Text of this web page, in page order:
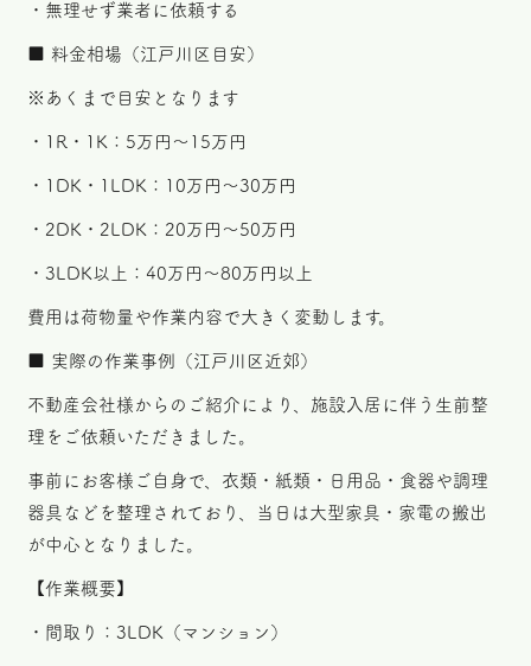
・無理せず業者に依頼する
■ 料金相場（江戸川区目安）
※あくまで目安となります
・1R・1K：5万円〜15万円
・1DK・1LDK：10万円〜30万円
・2DK・2LDK：20万円〜50万円
・3LDK以上：40万円〜80万円以上
費用は荷物量や作業内容で大きく変動します。
■ 実際の作業事例（江戸川区近郊）
不動産会社様からのご紹介により、施設入居に伴う生前整
理をご依頼いただきました。
事前にお客様ご自身で、衣類・紙類・日用品・食器や調理
器具などを整理されており、当日は大型家具・家電の搬出
が中心となりました。
【作業概要】
・間取り：3LDK（マンション）